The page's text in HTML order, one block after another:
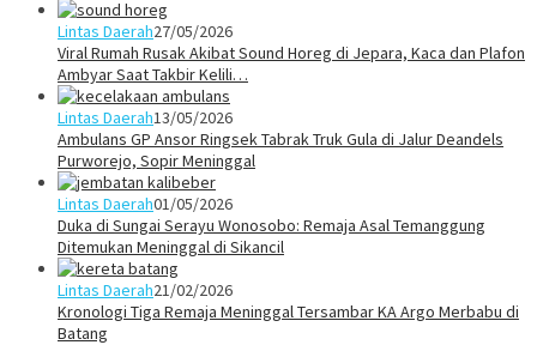
Lintas Daerah27/05/2026
Viral Rumah Rusak Akibat Sound Horeg di Jepara, Kaca dan Plafon
Ambyar Saat Takbir Kelili…
Lintas Daerah13/05/2026
Ambulans GP Ansor Ringsek Tabrak Truk Gula di Jalur Deandels
Purworejo, Sopir Meninggal
Lintas Daerah01/05/2026
Duka di Sungai Serayu Wonosobo: Remaja Asal Temanggung
Ditemukan Meninggal di Sikancil
Lintas Daerah21/02/2026
Kronologi Tiga Remaja Meninggal Tersambar KA Argo Merbabu di
Batang